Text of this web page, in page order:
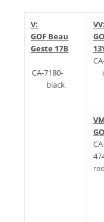
V:
GOF Beau
Geste 17B
CA-7180-
black
VV:
VM
red